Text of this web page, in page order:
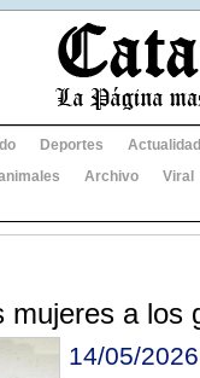
Deportes
Actualidad
Archivo
Viral
mujeres a los
14/05/2026